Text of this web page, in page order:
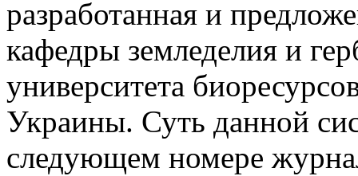
разработанная и
кафедры земледелия и
университета
Украины. Суть данной
следующем номере